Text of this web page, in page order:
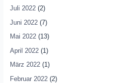
Juli 2022(2)
Juni 2022(7)
Mai 2022(13)
April 2022(1)
März 2022(1)
Februar 2022(2)